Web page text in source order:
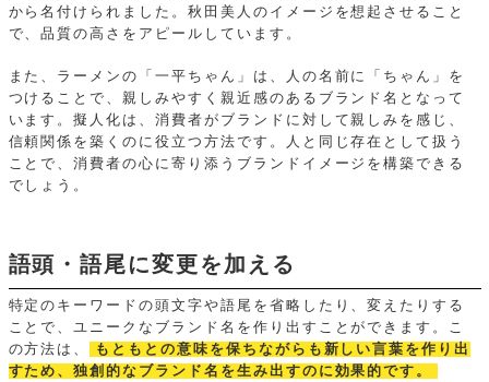
から名付けられました。秋田美人のイメージを想起させること
で、品質の高さをアピールしています。
また、ラーメンの「一平ちゃん」は、人の名前に「ちゃん」を
つけることで、親しみやすく親近感のあるブランド名となって
います。擬人化は、消費者がブランドに対して親しみを感じ、
信頼関係を築くのに役立つ方法です。人と同じ存在として扱う
ことで、消費者の心に寄り添うブランドイメージを構築できる
でしょう。
語頭・語尾に変更を加える
特定のキーワードの頭文字や語尾を省略したり、変えたりする
ことで、ユニークなブランド名を作り出すことができます。こ
の方法は、
もともとの意味を保ちながらも新しい言葉を作り出
すため、独創的なブランド名を生み出すのに効果的です。